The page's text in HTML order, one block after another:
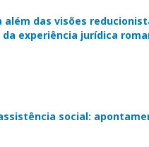
das visões
experiência jurídica
social: